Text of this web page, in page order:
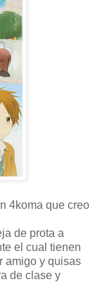
4koma que creo
de prota a
el cual tienen
amigo y quisas
de clase y